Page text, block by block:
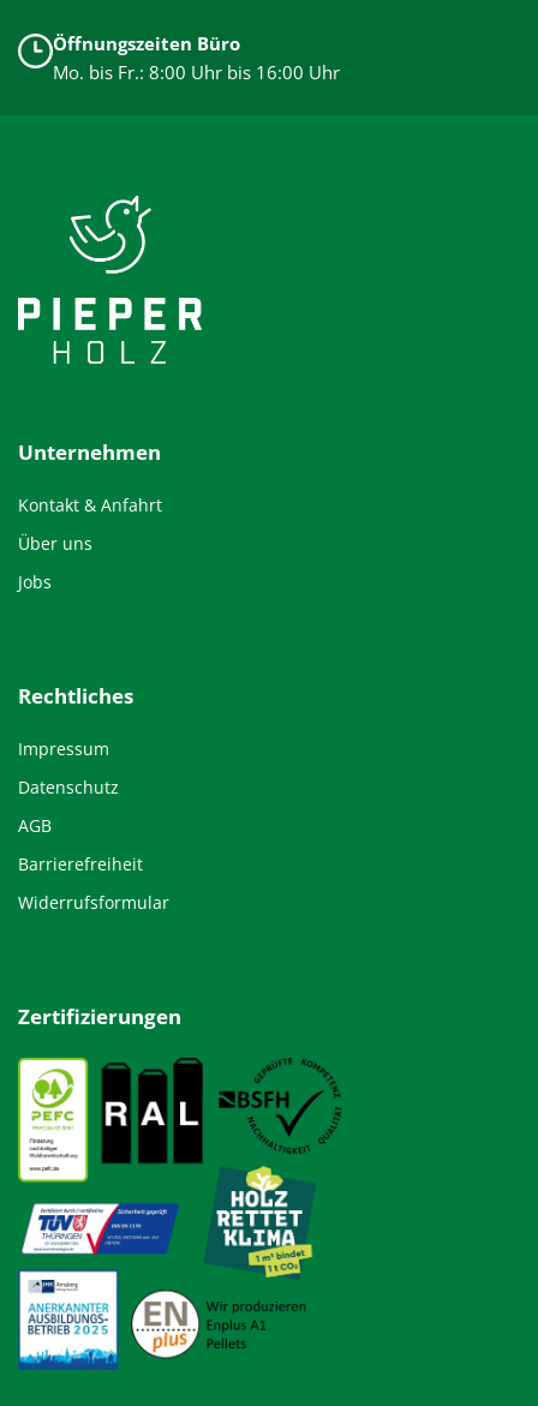
Öffnungszeiten Büro
Mo. bis Fr.: 8:00 Uhr bis 16:00 Uhr
Unternehmen
Kontakt & Anfahrt
Über uns
Jobs
Rechtliches
Impressum
Datenschutz
AGB
Barrierefreiheit
Widerrufsformular
Zertifizierungen